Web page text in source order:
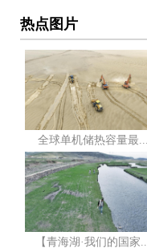
热点图片
全球单机储热容量最...
【青海湖·我们的国家